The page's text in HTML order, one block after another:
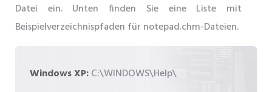
Datei ein. Unten finden Sie eine Liste mit
Beispielverzeichnispfaden für notepad.chm-Dateien.
Windows XP:C:\WINDOWS\Help\